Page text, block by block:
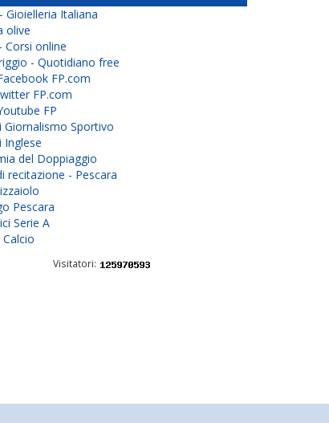
Gioielleria Italiana
olive
Corsi online
- Quotidiano free
FP.com
FP.com
FP
Giornalismo Sportivo
Inglese
del Doppiaggio
recitazione - Pescara
Pescara
Serie A
Visitatori: